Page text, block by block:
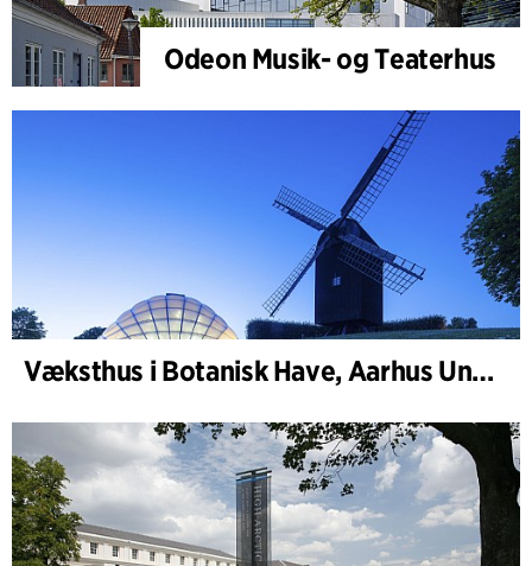
Odeon Musik- og Teaterhus
Væksthus i Botanisk Have, Aarhus Universitet